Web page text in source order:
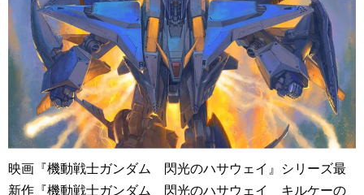
映画『機動戦士ガンダム 閃光のハサウェイ』シリーズ最
新作『機動戦士ガンダム 閃光のハサウェイ キルケーの